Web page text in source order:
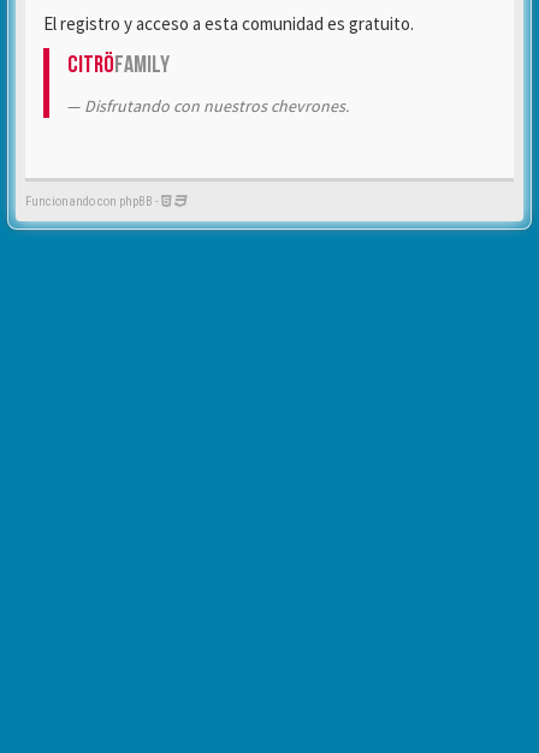
El registro y acceso a esta comunidad es gratuito.
CitröFamily
Disfrutando con nuestros chevrones.
Funcionando con phpBB -